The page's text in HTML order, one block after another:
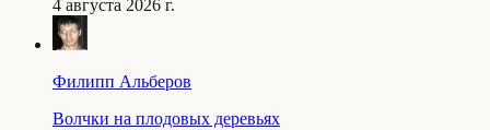
4 августа 2026 г.
Филипп Альберов
Волчки на плодовых деревьях